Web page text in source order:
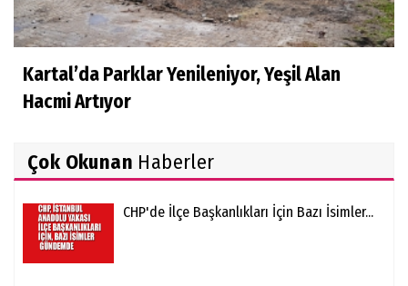
Kartal’da Parklar Yenileniyor, Yeşil Alan
Hacmi Artıyor
Çok Okunan Haberler
CHP'de İlçe Başkanlıkları İçin Bazı İsimler...